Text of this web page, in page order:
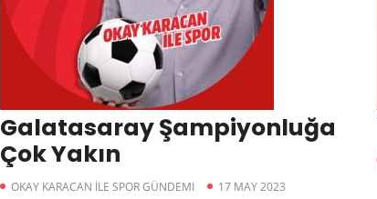
Galatasaray Şampiyonluğa
Çok Yakın
OKAY KARACAN İLE SPOR GÜNDEMI 17 MAY 2023